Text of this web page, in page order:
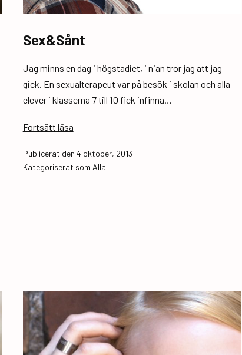
Sex&Sånt
Jag minns en dag i högstadiet, i nian tror jag att jag
gick. En sexualterapeut var på besök i skolan och alla
elever i klasserna 7 till 10 fick infinna…
Fortsätt läsaSex&Sånt
Publicerat den 4 oktober, 2013
Kategoriserat som Alla